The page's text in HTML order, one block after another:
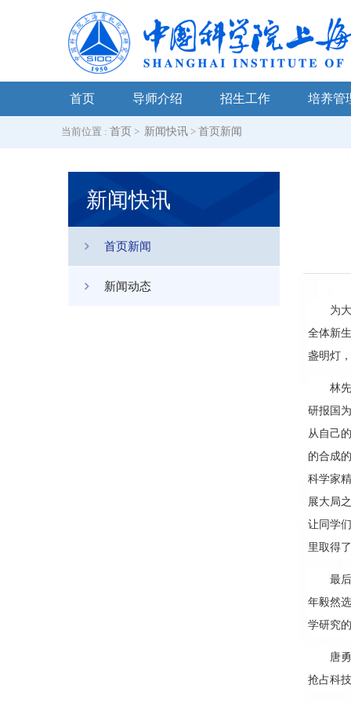
首页 导师介绍 招生工作 培养管
当前位置 : 首页 > 新闻快讯> 首页新闻
新闻快讯
首页新闻
新闻动态
为
全体新
盏明灯
林
研报国
从自己
的合成
科学家
展大局
让同学
里取得
最
年毅然
学研究
唐
抢占科